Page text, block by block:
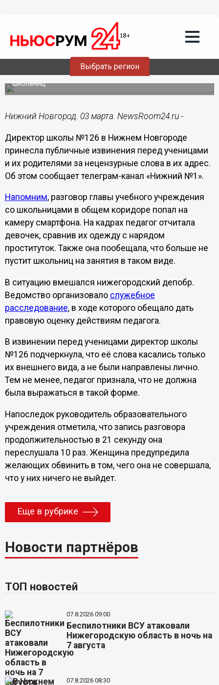
Выбрать регион
Директор нижегородской школы №126
извинилась перед ученицами за
нецензурную брань
Ранее педагог нелестно отозвалась о внешнем виде
школьниц.
Нижний Новгород. 03 марта. NewsRoom24.ru -
Директор школы №126 в Нижнем Новгороде
принесла публичные извинения перед ученицами
и их родителями за нецензурные слова в их адрес.
Об этом сообщает телеграм-канал «Нижний №1».
Напомним, разговор главы учебного учреждения
со школьницами в общем коридоре попал на
камеру смартфона. На кадрах педагог отчитала
девочек, сравнив их одежду с нарядом
проституток. Также она пообещала, что больше не
пустит школьниц на занятия в таком виде.
В ситуацию вмешался нижегородский депобр.
Ведомство организовало служебное
расследование, в ходе которого обещало дать
правовую оценку действиям педагога.
В извинении перед ученицами директор школы
№126 подчеркнула, что её слова касались только
их внешнего вида, а не были направлены лично.
Тем не менее, педагог признала, что не должна
была выражаться в такой форме.
Напоследок руководитель образовательного
учреждения отметила, что запись разговора
продолжительностью в 21 секунду она
переслушала 10 раз. Женщина предупредила
желающих обвинить в том, чего она не совершала,
что у них ничего не выйдет.
Еще в рубрике
Новости партнёров
ТОП новостей
07.8.2026 09:00
Беспилотники ВСУ атаковали
Нижегородскую область в ночь на
7 августа
07.8.2026 08:30